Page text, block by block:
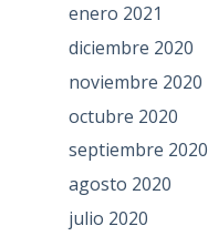
enero 2021
diciembre 2020
noviembre 2020
octubre 2020
septiembre 2020
agosto 2020
julio 2020